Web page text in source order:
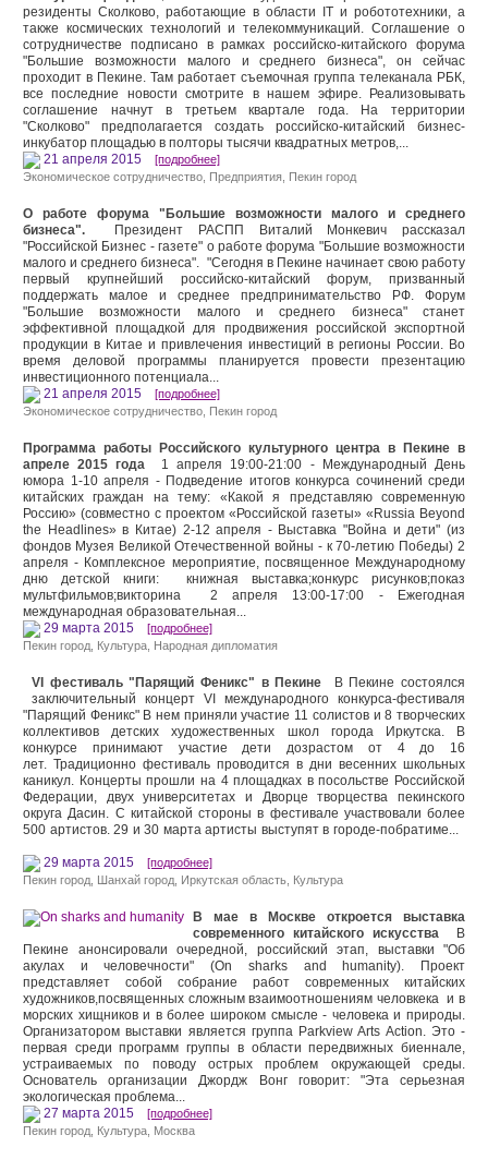
резиденты Сколково, работающие в области IT и робототехники, а
также космических технологий и телекоммуникаций. Соглашение о
сотрудничестве подписано в рамках российско-китайского форума
"Большие возможности малого и среднего бизнеса", он сейчас
проходит в Пекине. Там работает съемочная группа телеканала РБК,
все последние новости смотрите в нашем эфире. Реализовывать
соглашение начнут в третьем квартале года. На территории
"Сколково" предполагается создать российско-китайский бизнес-
инкубатор площадью в полторы тысячи квадратных метров,...
21 апреля 2015 [подробнее]
Экономическое сотрудничество Предприятия Пекин город
О работе форума "Большие возможности малого и среднего
бизнеса". Президент РАСПП Виталий Монкевич рассказал
"Российской Бизнес - газете" о работе форума "Большие возможности
малого и среднего бизнеса". "Сегодня в Пекине начинает свою работу
первый крупнейший российско-китайский форум, призванный
поддержать малое и среднее предпринимательство РФ. Форум
"Большие возможности малого и среднего бизнеса" станет
эффективной площадкой для продвижения российской экспортной
продукции в Китае и привлечения инвестиций в регионы России. Во
время деловой программы планируется провести презентацию
инвестиционного потенциала...
21 апреля 2015 [подробнее]
Экономическое сотрудничество Пекин город
Программа работы Российского культурного центра в Пекине в
апреле 2015 года 1 апреля 19:00-21:00 - Международный День
юмора 1-10 апреля - Подведение итогов конкурса сочинений среди
китайских граждан на тему: «Какой я представляю современную
Россию» (совместно с проектом «Российской газеты» «Russia Beyond
the Headlines» в Китае) 2-12 апреля - Выставка "Война и дети" (из
фондов Музея Великой Отечественной войны - к 70-летию Победы) 2
апреля - Комплексное мероприятие, посвященное Международному
дню детской книги: книжная выставка;конкурс рисунков;показ
мультфильмов;викторина 2 апреля 13:00-17:00 - Ежегодная
международная образовательная...
29 марта 2015 [подробнее]
Пекин город Культура Народная дипломатия
VI фестиваль "Парящий Феникс" в Пекине В Пекине состоялся
заключительный концерт VI международного конкурса-фестиваля
"Парящий Феникс" В нем приняли участие 11 солистов и 8 творческих
коллективов детских художественных школ города Иркутска. В
конкурсе принимают участие дети дозрастом от 4 до 16
лет. Традиционно фестиваль проводится в дни весенних школьных
каникул. Концерты прошли на 4 площадках в посольстве Российской
Федерации, двух университетах и Дворце творцества пекинского
округа Дасин. С китайской стороны в фестивале участвовали более
500 артистов. 29 и 30 марта артисты выступят в городе-побратиме...
29 марта 2015 [подробнее]
Пекин город Шанхай город Иркутская область Культура
В мае в Москве откроется выставка
современного китайского искусства В
Пекине анонсировали очередной, российский этап, выставки "Об
акулах и человечности" (On sharks and humanity). Проект
представляет собой собрание работ современных китайских
художников,посвященных сложным взаимоотношениям человкека и в
морских хищников и в более широком смысле - человека и природы.
Организатором выставки является группа Parkview Arts Action. Это -
первая среди программ группы в области передвижных биеннале,
устраиваемых по поводу острых проблем окружающей среды.
Основатель организации Джордж Вонг говорит: "Эта серьезная
экологическая проблема...
27 марта 2015 [подробнее]
Пекин город Культура Москва